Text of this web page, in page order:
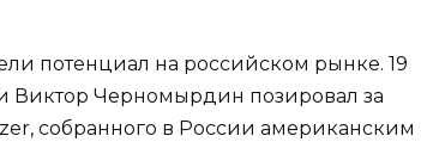
потенциал на российском рынке. 19
Виктор Черномырдин позировал за
собранного в России американским